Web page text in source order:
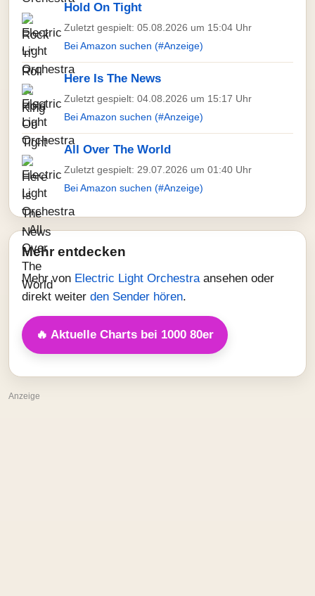
Hold On Tight
Zuletzt gespielt: 05.08.2026 um 15:04 Uhr
Bei Amazon suchen (#Anzeige)
Here Is The News
Zuletzt gespielt: 04.08.2026 um 15:17 Uhr
Bei Amazon suchen (#Anzeige)
All Over The World
Zuletzt gespielt: 29.07.2026 um 01:40 Uhr
Bei Amazon suchen (#Anzeige)
Mehr entdecken
Mehr von Electric Light Orchestra ansehen oder
direkt weiter den Sender hören.
🔥 Aktuelle Charts bei 1000 80er
Anzeige